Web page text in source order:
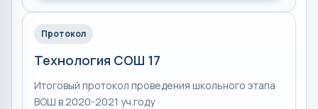
Протокол
Технология СОШ 17
Итоговый протокол проведения школьного этапа
ВОШ в 2020-2021 уч.году